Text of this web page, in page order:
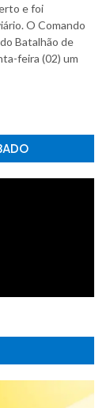
e foi
O Comando
Batalhão de
feira (02) um